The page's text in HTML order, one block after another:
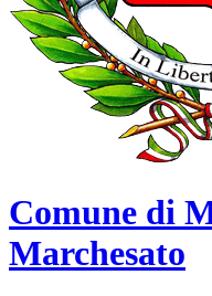
Comune di
Marchesato